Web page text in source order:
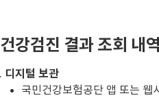
건강검진 결과 조회 내
디지털 보관
국민건강보험공단 앱 또는